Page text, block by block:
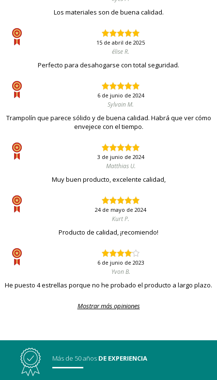
Los materiales son de buena calidad.
15 de abril de 2025
élise R.
Perfecto para desahogarse con total seguridad.
6 de junio de 2024
Sylvain M.
Trampolín que parece sólido y de buena calidad. Habrá que ver cómo
envejece con el tiempo.
3 de junio de 2024
Matthias U.
Muy buen producto, excelente calidad,
24 de mayo de 2024
Kurt P.
Producto de calidad, ¡recomiendo!
6 de junio de 2023
Yvon B.
He puesto 4 estrellas porque no he probado el producto a largo plazo.
Mostrar más opiniones
Más de 50 años DE EXPERIENCIA